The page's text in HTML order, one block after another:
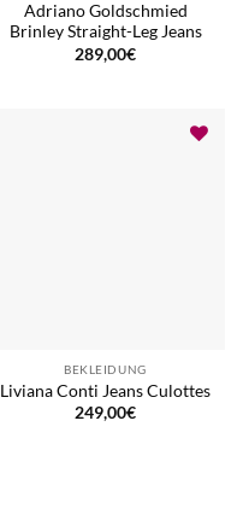
Adriano Goldschmied
Brinley Straight-Leg Jeans
289,00€
BEKLEIDUNG
Liviana Conti Jeans Culottes
249,00€